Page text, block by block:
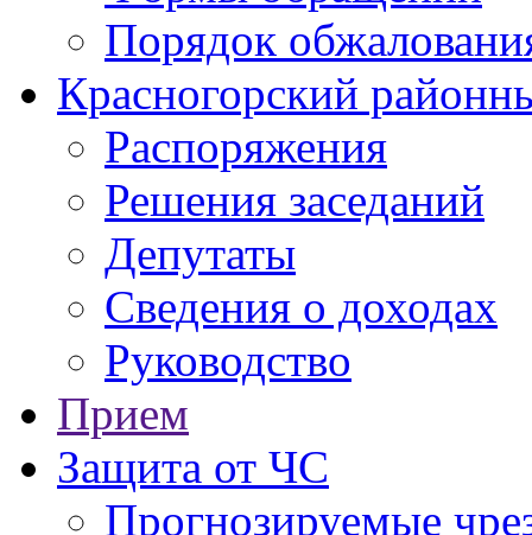
Порядок
Красногорский
Распоряжения
Решения заседаний
Депутаты
Сведения о доходах
Руководство
Прием
Защита от ЧС
Прогнозируемые